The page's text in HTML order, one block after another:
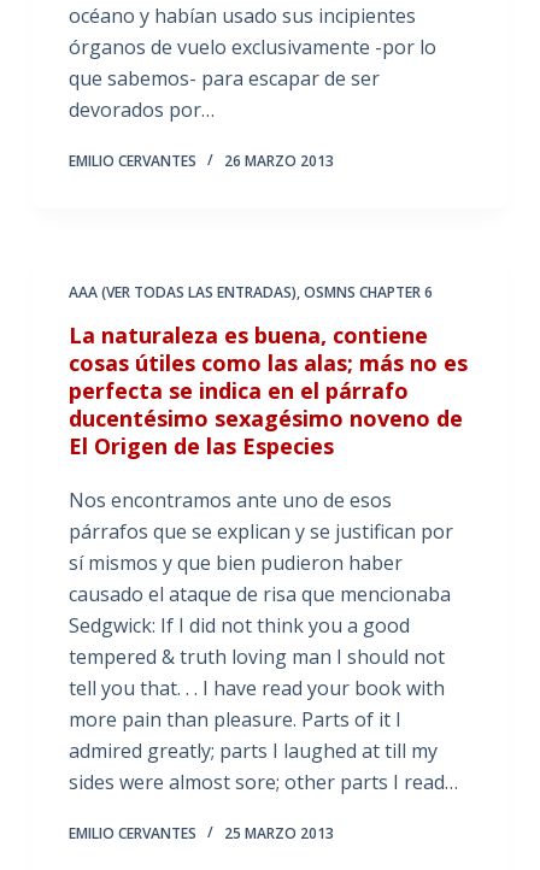
océano y habían usado sus incipientes
órganos de vuelo exclusivamente -por lo
que sabemos- para escapar de ser
devorados por…
EMILIO CERVANTES 26 MARZO 2013
AAA (VER TODAS LAS ENTRADAS),OSMNS CHAPTER 6
La naturaleza es buena, contiene
cosas útiles como las alas; más no es
perfecta se indica en el párrafo
ducentésimo sexagésimo noveno de
El Origen de las Especies
Nos encontramos ante uno de esos
párrafos que se explican y se justifican por
sí mismos y que bien pudieron haber
causado el ataque de risa que mencionaba
Sedgwick: If I did not think you a good
tempered & truth loving man I should not
tell you that. . . I have read your book with
more pain than pleasure. Parts of it I
admired greatly; parts I laughed at till my
sides were almost sore; other parts I read…
EMILIO CERVANTES 25 MARZO 2013